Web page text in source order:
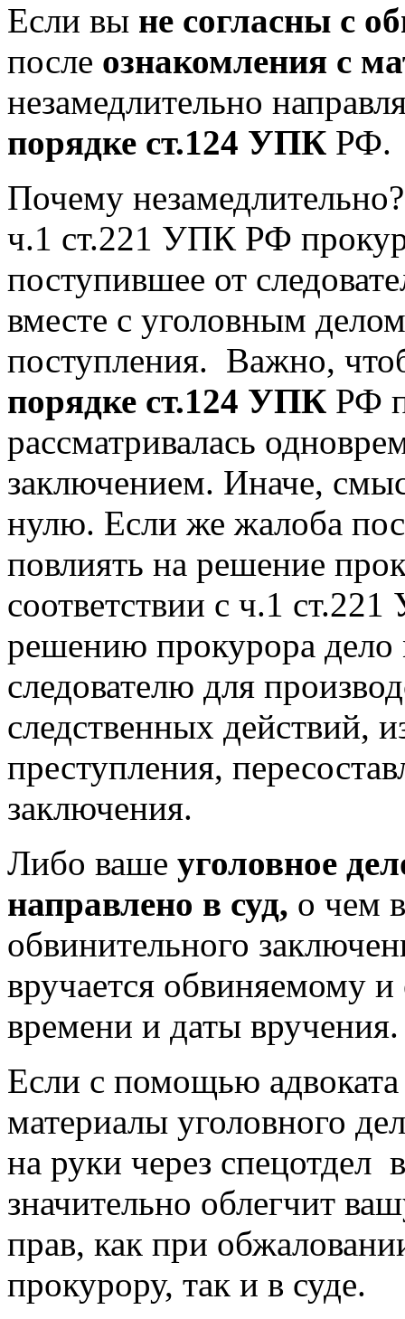
Если вы не согласны с
после ознакомления с
незамедлительно
порядке ст.124 УПК РФ.
Почему
ч.1 ст.221 УПК РФ
поступившее от
вместе с уголовным
поступления. Важно,
порядке ст.124 УПК РФ
рассматривалась
заключением. Иначе,
нулю. Если же жалоба
повлиять на решение
соответствии с ч.1
решению прокурора
следователю для
следственных действий,
преступления,
заключения.
Либо ваше уголовное
направлено в суд, о чем
обвинительного
вручается обвиняемому
времени и даты вручения.
Если с помощью адвоката
материалы уголовного
на руки через
значительно облегчит
прав, как при
прокурору, так и в суде.